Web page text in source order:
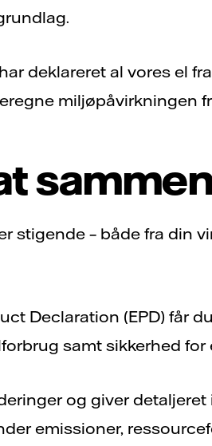
deklareret al vores el
miljøpåvirkningen
stigende – både fra din
Declaration (EPD) får
samt sikkerhed for
og giver detaljeret
emissioner,